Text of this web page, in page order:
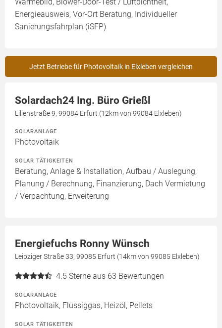
Energieausweis, Vor-Ort Beratung, Individueller
Sanierungsfahrplan (iSFP)
Jetzt Betriebe für Photovoltaik in Elxleben vergleichen
Solardach24 Ing. Büro Grießl
Lilienstraße 9, 99084 Erfurt (12km von 99084 Elxleben)
SOLARANLAGE
Photovoltaik
SOLAR TÄTIGKEITEN
Beratung, Anlage & Installation, Aufbau / Auslegung,
Planung / Berechnung, Finanzierung, Dach Vermietung
/ Verpachtung, Erweiterung
Energiefuchs Ronny Wünsch
Leipziger Straße 33, 99085 Erfurt (14km von 99085 Elxleben)
4.5 Sterne aus 63 Bewertungen
SOLARANLAGE
Photovoltaik, Flüssiggas, Heizöl, Pellets
SOLAR TÄTIGKEITEN